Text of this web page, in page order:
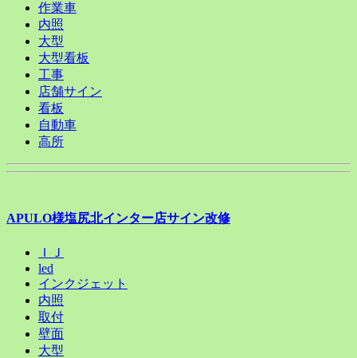
作業車
内照
大型
大型看板
工事
店舗サイン
看板
自動車
高所
APULO様塩尻北インター店サイン改修
ＩＪ
led
インクジェット
内照
取付
壁面
大型